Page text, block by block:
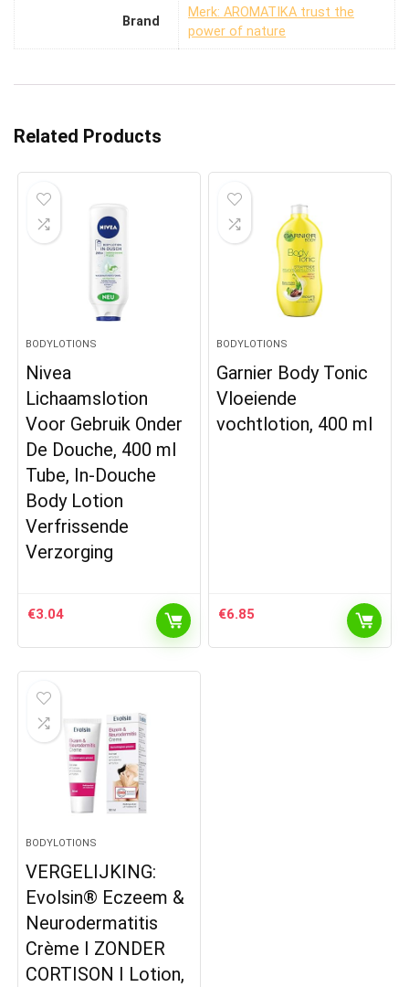
Brand
Merk: AROMATIKA trust the
power of nature
Related Products
BODYLOTIONS
Nivea
Lichaamslotion
Voor Gebruik Onder
De Douche, 400 ml
Tube, In-Douche
Body Lotion
Verfrissende
Verzorging
€3.04
BODYLOTIONS
Garnier Body Tonic
Vloeiende
vochtlotion, 400 ml
€6.85
BODYLOTIONS
VERGELIJKING:
Evolsin® Eczeem &
Neurodermatitis
Crème I ZONDER
CORTISON I Lotion,